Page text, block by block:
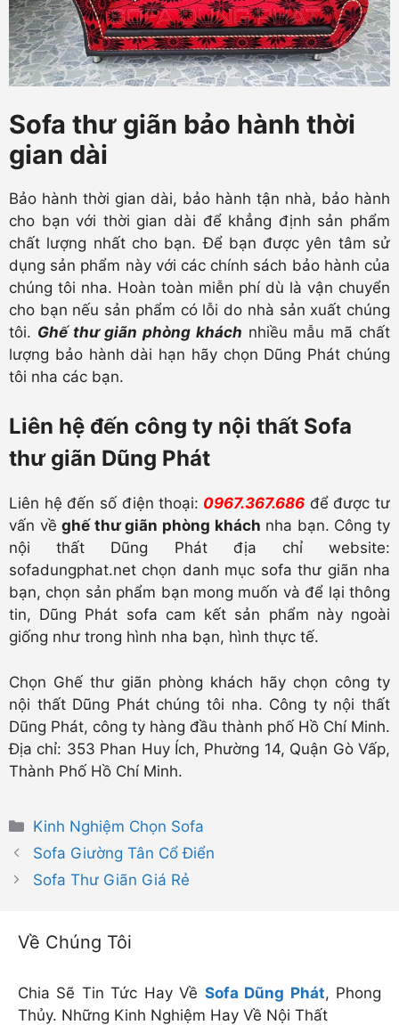
Sofa thư giãn bảo hành thời
gian dài
Bảo hành thời gian dài, bảo hành tận nhà, bảo hành
cho bạn với thời gian dài để khẳng định sản phẩm
chất lượng nhất cho bạn. Để bạn được yên tâm sử
dụng sản phẩm này với các chính sách bảo hành của
chúng tôi nha. Hoàn toàn miễn phí dù là vận chuyển
cho bạn nếu sản phẩm có lỗi do nhà sản xuất chúng
tôi. Ghế thư giãn phòng khách nhiều mẫu mã chất
lượng bảo hành dài hạn hãy chọn Dũng Phát chúng
tôi nha các bạn.
Liên hệ đến công ty nội thất Sofa
thư giãn Dũng Phát
Liên hệ đến số điện thoại: 0967.367.686 để được tư
vấn vềghế thư giãn phòng khách nha bạn. Công ty
nội thất Dũng Phát địa chỉ website:
sofadungphat.net chọn danh mục sofa thư giãn nha
bạn, chọn sản phẩm bạn mong muốn và để lại thông
tin, Dũng Phát sofa cam kết sản phẩm này ngoài
giống như trong hình nha bạn, hình thực tế.
Chọn Ghế thư giãn phòng khách hãy chọn công ty
nội thất Dũng Phát chúng tôi nha. Công ty nội thất
Dũng Phát, công ty hàng đầu thành phố Hồ Chí Minh.
Địa chỉ: 353 Phan Huy Ích, Phường 14, Quận Gò Vấp,
Thành Phố Hồ Chí Minh.
Danh
mục
Kinh Nghiệm Chọn Sofa
Sofa Giường Tân Cổ Điển
Sofa Thư Giãn Giá Rẻ
Về Chúng Tôi
Chia Sẽ Tin Tức Hay Về Sofa Dũng Phát, Phong
Thủy. Những Kinh Nghiệm Hay Về Nội Thất